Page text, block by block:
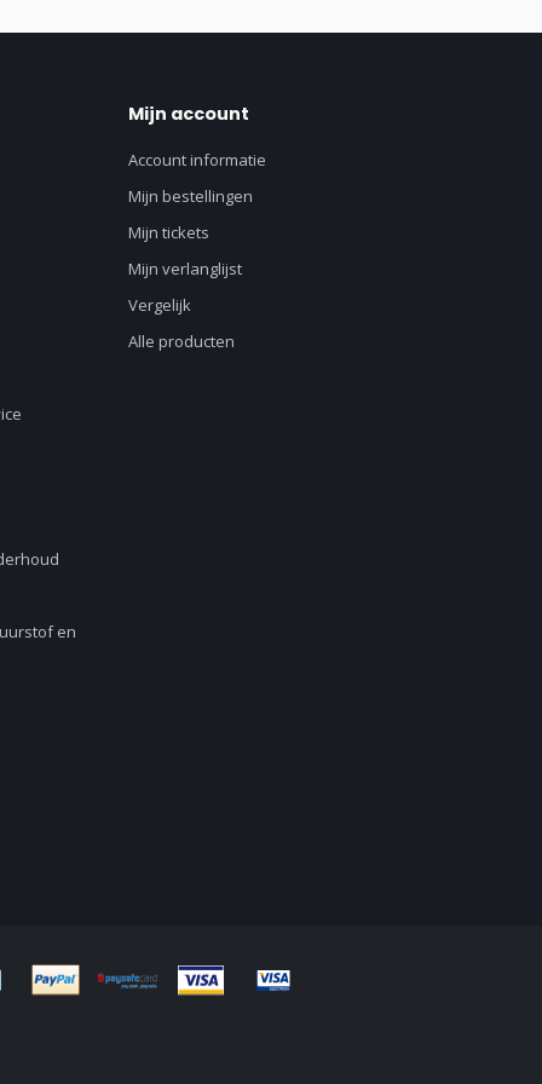
en
Mijn account
Account informatie
Mijn bestellingen
Mijn tickets
Mijn verlanglijst
Vergelijk
Alle producten